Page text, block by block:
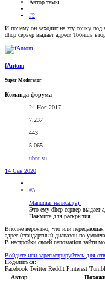
Автор темы
#2
И почему он заходит на эту точку под
dhcp сервер выдает адрес? Тобишь
fAntom
Super Moderator
Команда форума
24 Ноя 2017
7.237
443
5.065
ubnt.su
14 Сен 2020
#3
Manumar написал(а):
Это ему dhcp сервер выдает
Нажмите для раскрытия...
Вполне вероятно, что или передающая
адрес (стандартный диапазон по
В настройки своей nanostation зайти
Войдите или зарегистрируйтесь для
Поделиться:
Facebook Twitter Reddit Pinterest
Автор